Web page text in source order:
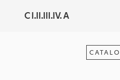
C I.II.III.IV. A